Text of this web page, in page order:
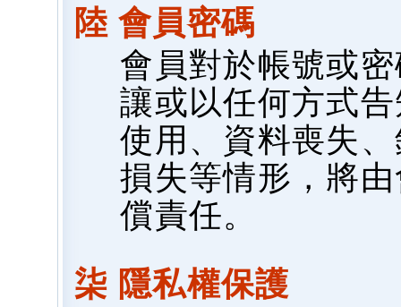
陸 會員密碼
會員對於帳號或
讓或以任何方式
使用、資料喪失
損失等情形，將
償責任。
柒 隱私權保護